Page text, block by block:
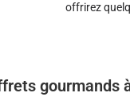
offrirez
gourmands